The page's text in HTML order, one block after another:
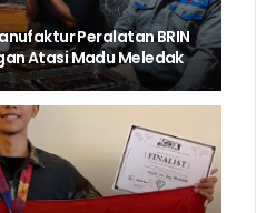
Peralatan BRIN
Atasi Madu Meledak